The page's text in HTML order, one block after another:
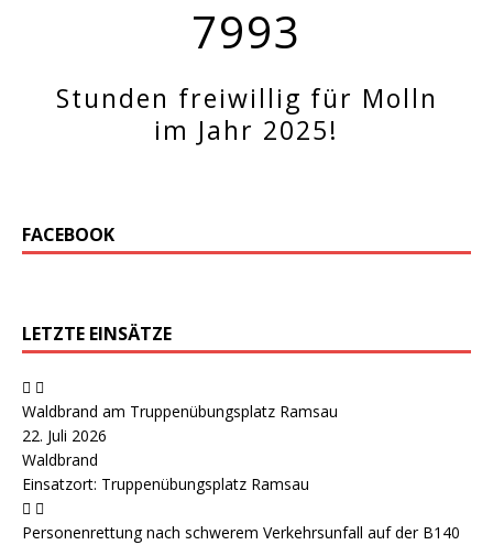
7993
Stunden freiwillig für Molln
im Jahr 2025!
FACEBOOK
LETZTE EINSÄTZE
Waldbrand am Truppenübungsplatz Ramsau
22. Juli 2026
Waldbrand
Einsatzort: Truppenübungsplatz Ramsau
Personenrettung nach schwerem Verkehrsunfall auf der B140